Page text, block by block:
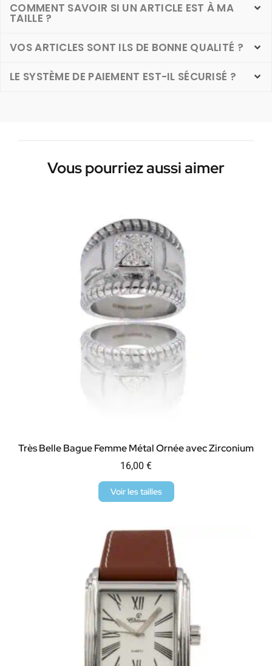
COMMENT SAVOIR SI UN ARTICLE EST À MA
TAILLE ?
VOS ARTICLES SONT ILS DE BONNE QUALITÉ ?
LE SYSTÈME DE PAIEMENT EST-IL SÉCURISÉ ?
Vous pourriez aussi aimer
Très Belle Bague Femme Métal Ornée avec Zirconium
16,00 €
Voir les tailles